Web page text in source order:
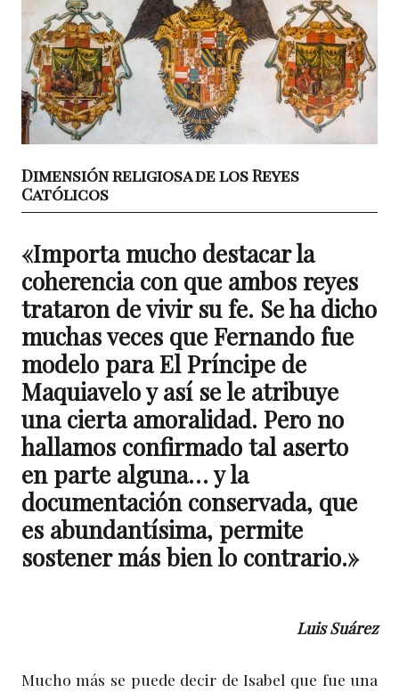
Dimensión religiosa de los Reyes
Católicos
«Importa mucho destacar la
coherencia con que ambos reyes
trataron de vivir su fe. Se ha dicho
muchas veces que Fernando fue
modelo para El Príncipe de
Maquiavelo y así se le atribuye
una cierta amoralidad. Pero no
hallamos confirmado tal aserto
en parte alguna… y la
documentación conservada, que
es abundantísima, permite
sostener más bien lo contrario.»
Luis Suárez
Mucho más se puede decir de Isabel que fue una